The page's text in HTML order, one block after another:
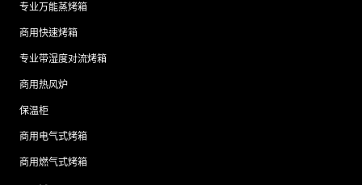
专业万能蒸烤箱
商用快速烤箱
专业带湿度对流烤箱
商用热风炉
保温柜
商用电气式烤箱
商用燃气式烤箱